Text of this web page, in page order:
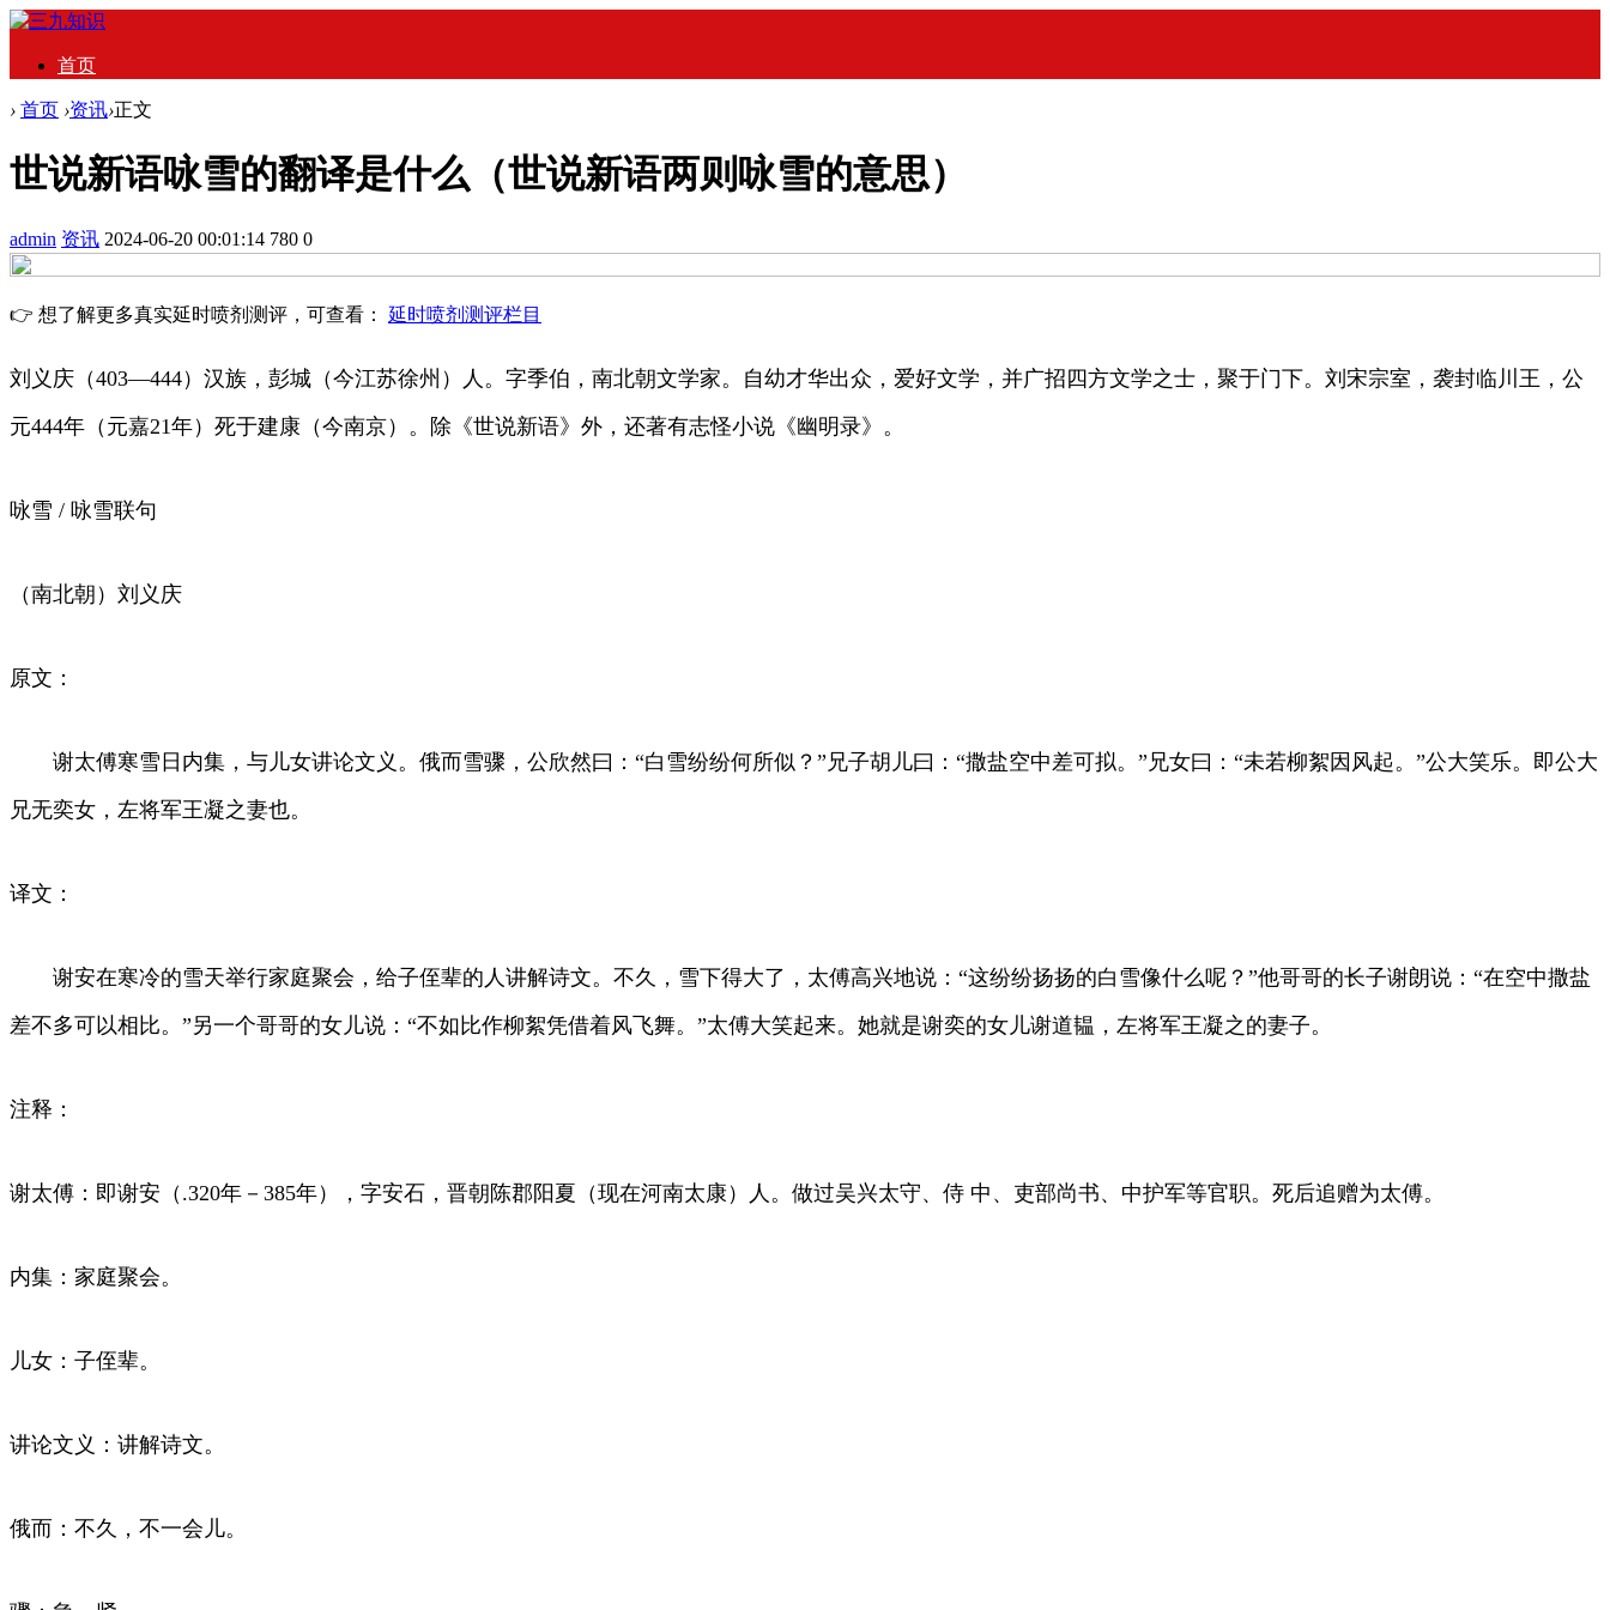
首页
› 首页 ›资讯›正文
世说新语咏雪的翻译是什么（世说新语两则咏雪的意思）
admin 资讯 2024-06-20 00:01:14 780 0
👉 想了解更多真实延时喷剂测评，可查看： 延时喷剂测评栏目
刘义庆（403—444）汉族，彭城（今江苏徐州）人。字季伯，南北朝文学家。自幼才华出众，爱好文学，并广招四方文学之士，聚于门下。刘宋宗室，袭封临川王，公
元444年（元嘉21年）死于建康（今南京）。除《世说新语》外，还著有志怪小说《幽明录》。
咏雪 / 咏雪联句
（南北朝）刘义庆
原文：
谢太傅寒雪日内集，与儿女讲论文义。俄而雪骤，公欣然曰：“白雪纷纷何所似？”兄子胡儿曰：“撒盐空中差可拟。”兄女曰：“未若柳絮因风起。”公大笑乐。即公大
兄无奕女，左将军王凝之妻也。
译文：
谢安在寒冷的雪天举行家庭聚会，给子侄辈的人讲解诗文。不久，雪下得大了，太傅高兴地说：“这纷纷扬扬的白雪像什么呢？”他哥哥的长子谢朗说：“在空中撒盐
差不多可以相比。”另一个哥哥的女儿说：“不如比作柳絮凭借着风飞舞。”太傅大笑起来。她就是谢奕的女儿谢道韫，左将军王凝之的妻子。
注释：
谢太傅：即谢安（.320年－385年），字安石，晋朝陈郡阳夏（现在河南太康）人。做过吴兴太守、侍 中、吏部尚书、中护军等官职。死后追赠为太傅。
内集：家庭聚会。
儿女：子侄辈。
讲论文义：讲解诗文。
俄而：不久，不一会儿。